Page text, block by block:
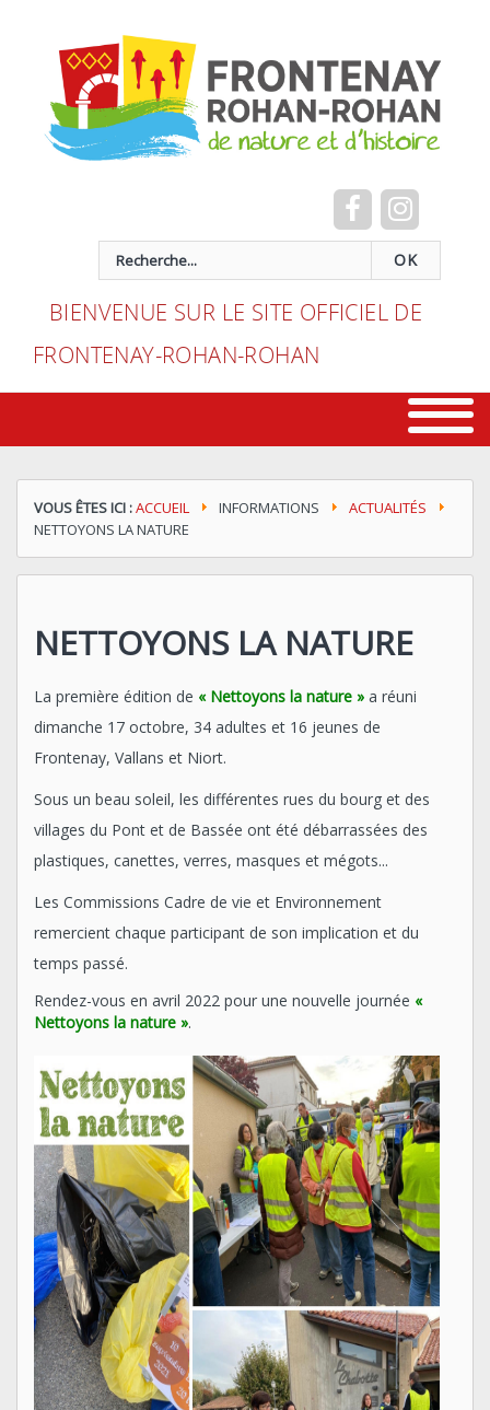
OK
BIENVENUE SUR LE SITE OFFICIEL DE
FRONTENAY-ROHAN-ROHAN
VOUS ÊTES ICI :ACCUEIL INFORMATIONS
ACTUALITÉS
NETTOYONS LA NATURE
NETTOYONS LA NATURE
La première édition de « Nettoyons la nature » a réuni
dimanche 17 octobre, 34 adultes et 16 jeunes de
Frontenay, Vallans et Niort.
Sous un beau soleil, les différentes rues du bourg et des
villages du Pont et de Bassée ont été débarrassées des
plastiques, canettes, verres, masques et mégots...
Les Commissions Cadre de vie et Environnement
remercient chaque participant de son implication et du
temps passé.
Rendez-vous en avril 2022 pour une nouvelle journée «
Nettoyons la nature ».